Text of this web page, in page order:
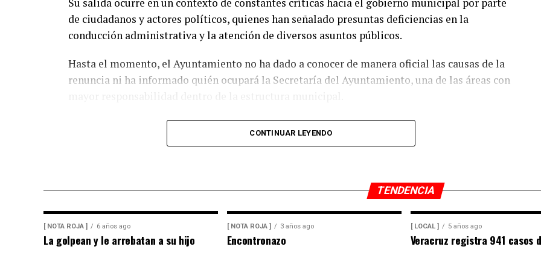
Sheinbaum Pardo una propuesta para que el Gobierno Federal intervenga y analice opciones
que permitan rescatar el ingenio y preservar una de las principales fuentes de empleo de la
región.
De acuerdo con las estimaciones de la UNPCA, el cierre del Ingenio San Pedro representa un
impacto económico superior a los mil millones de pesos, cifra que amenaza con afectar de
de ciudadanos y actores políticos, quienes han señalado presuntas deficiencias en la
conducción administrativa y la atención de diversos asuntos públicos.
Hasta el momento, el Ayuntamiento no ha dado a conocer de manera oficial las causas de la
renuncia ni ha informado quién ocupará la Secretaría del Ayuntamiento, una de las áreas con
Se espera que en las próximas horas el gobierno municipal emita una postura oficial sobre la
CONTINUAR LEYENDO
TENDENCIA
[ NOTA ROJA ] 6 años ago
La golpean y le arrebatan a su hijo
[ NOTA ROJA ] 3 años ago
Encontronazo
[ LOCAL ] 5 años ago
Veracruz registra 941 casos